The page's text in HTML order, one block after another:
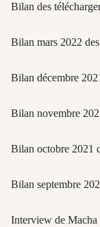
Bilan des
Bilan mars 2022
Bilan décembre
Bilan novembre
Bilan octobre 2021
Bilan septembre
Interview de Macha